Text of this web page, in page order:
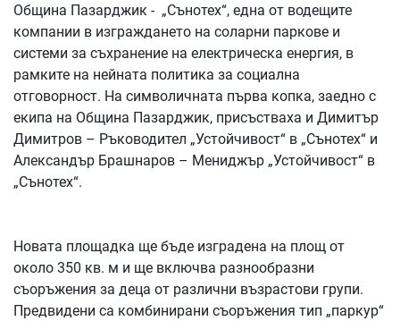
Община Пазарджик - „Сънотех“, една от водещите
компании в изграждането на соларни паркове и
системи за съхранение на електрическа енергия, в
рамките на нейната политика за социална
отговорност. На символичната първа копка, заедно с
екипа на Община Пазарджик, присъстваха и Димитър
Димитров – Ръководител „Устойчивост“ в „Сънотех“ и
Александър Брашнаров – Мениджър „Устойчивост“ в
„Сънотех“.
Новата площадка ще бъде изградена на площ от
около 350 кв. м и ще включва разнообразни
съоръжения за деца от различни възрастови групи.
Предвидени са комбинирани съоръжения тип „паркур“